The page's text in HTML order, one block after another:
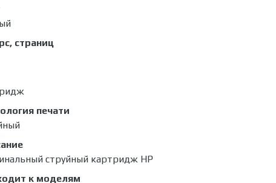
страниц
печати
струйный картридж HP
к моделям